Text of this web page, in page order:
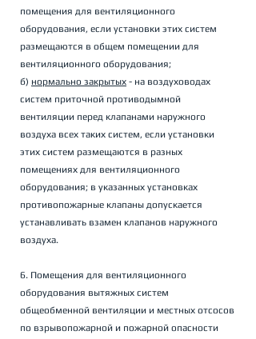
помещения для вентиляционного
оборудования, если установки этих систем
размещаются в общем помещении для
вентиляционного оборудования;
б) нормально закрытых - на воздуховодах
систем приточной противодымной
вентиляции перед клапанами наружного
воздуха всех таких систем, если установки
этих систем размещаются в разных
помещениях для вентиляционного
оборудования; в указанных установках
противопожарные клапаны допускается
устанавливать взамен клапанов наружного
воздуха.
6. Помещения для вентиляционного
оборудования вытяжных систем
общеобменной вентиляции и местных отсосов
по взрывопожарной и пожарной опасности